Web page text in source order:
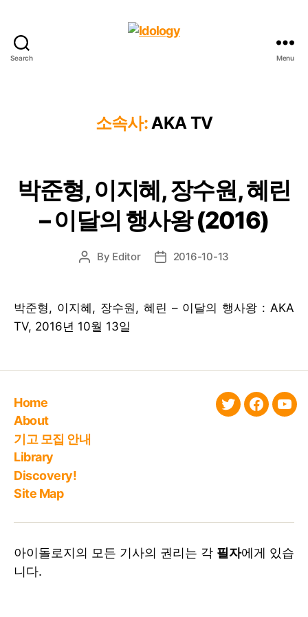
Search Menu
소속사:AKA TV
박준형, 이지혜, 장수원, 혜린
– 이달의 행사왕 (2016)
Post
By Editor
Post2016-10-13
박준형, 이지혜, 장수원, 혜린 – 이달의 행사왕 : AKA
TV, 2016년 10월 13일
Home
About
기고 모집 안내
Library
Discovery!
Site Map
twitter
아이돌로지의 모든 기사의 권리는 각 필자에게 있습
니다.